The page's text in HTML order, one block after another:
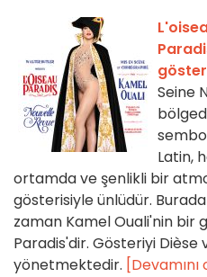
Seine
Latin,
ortamda ve şenlikli bir
gösterisiyle ünlüdür.
zaman Kamel Ouali'nin bir
Paradis'dir. Gösteriyi Dièse
yönetmektedir. [Devamını